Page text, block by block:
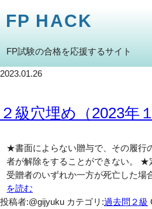
FP HACK
FP試験の合格を応援するサイト
2023.01.26
２級穴埋め（2023年
★書面によらない贈与で、その履行
者が解除をすることができない。 ★
受贈者のいずれか一方が死亡した
を読む
投稿者:@gijyuku カテゴリ:過去問２級